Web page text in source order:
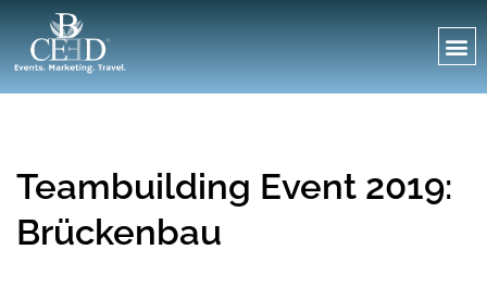
Teambuilding Event 2019:
Brückenbau